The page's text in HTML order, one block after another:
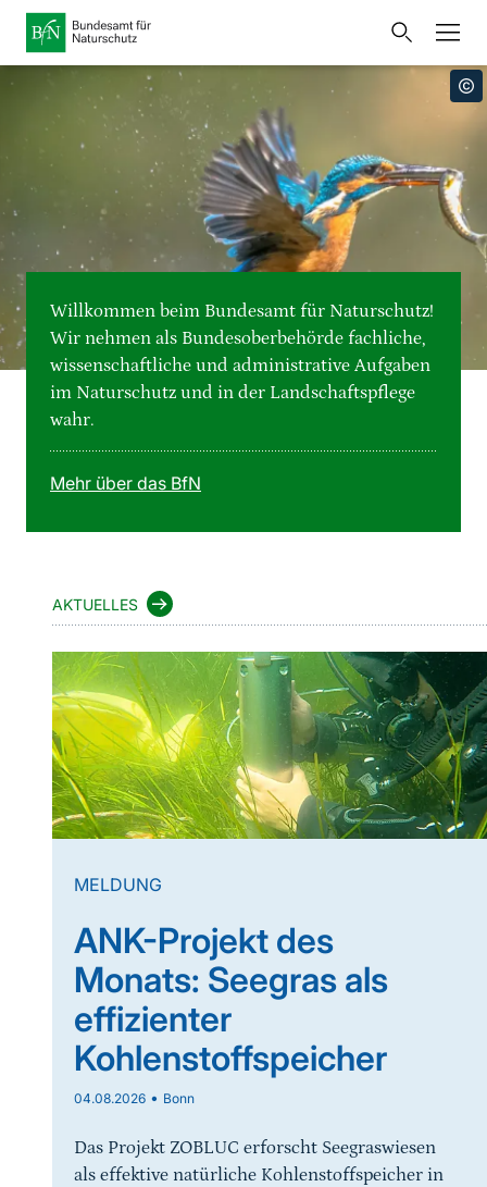
Öffnet
externe
Seite
Link
zur
Startseite
Direkt zur Hauptnavigation
Direkt zur Hauptinhalte
Direkt zur Fusszeile
Bundesamt für Naturschutz
Metanavigation
Startseite
Publikationen
Veranstaltungen
Karten und Daten
Leichte Sprache
Gebärdensprache
Willkommen beim Bundesamt für Naturschutz!
Wir nehmen als Bundesoberbehörde fachliche,
wissenschaftliche und administrative Aufgaben
im Naturschutz und in der Landschaftspflege
wahr.
Mehr über das BfN
AKTUELLES
ANK-Projekt des
Monats: Seegras als
effizienter
Kohlenstoffspeicher
MELDUNG
04.08.2026 • Bonn
Das Projekt ZOBLUC erforscht Seegraswiesen
als effektive natürliche Kohlenstoffspeicher in